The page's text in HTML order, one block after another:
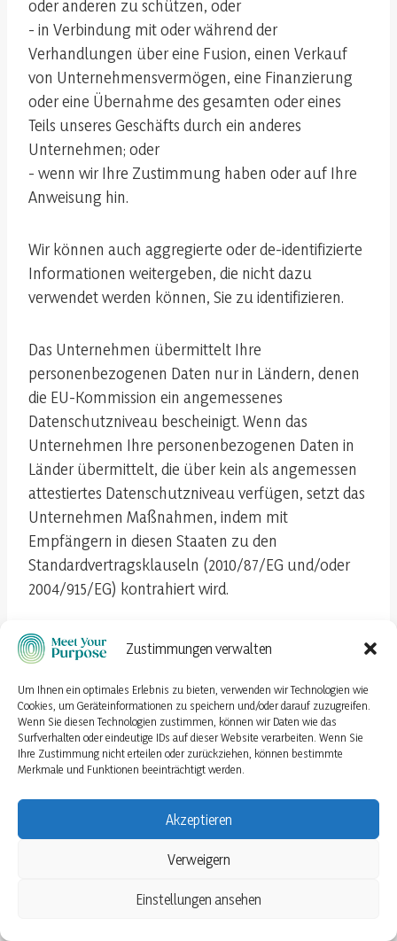
Zustimmungen verwalten
Um Ihnen ein optimales Erlebnis zu bieten, verwenden wir Technologien wie
Cookies, um Geräteinformationen zu speichern und/oder darauf zuzugreifen.
Wenn Sie diesen Technologien zustimmen, können wir Daten wie das
Surfverhalten oder eindeutige IDs auf dieser Website verarbeiten. Wenn Sie
Ihre Zustimmung nicht erteilen oder zurückziehen, können bestimmte
Merkmale und Funktionen beeinträchtigt werden.
Akzeptieren
Verweigern
Einstellungen ansehen
oder anderen zu schützen, oder
- in Verbindung mit oder während der
Verhandlungen über eine Fusion, einen Verkauf
von Unternehmensvermögen, eine Finanzierung
oder eine Übernahme des gesamten oder eines
Teils unseres Geschäfts durch ein anderes
Unternehmen; oder
- wenn wir Ihre Zustimmung haben oder auf Ihre
Anweisung hin.
Wir können auch aggregierte oder de-identifizierte
Informationen weitergeben, die nicht dazu
verwendet werden können, Sie zu identifizieren.
Das Unternehmen übermittelt Ihre
personenbezogenen Daten nur in Ländern, denen
die EU-Kommission ein angemessenes
Datenschutzniveau bescheinigt. Wenn das
Unternehmen Ihre personenbezogenen Daten in
Länder übermittelt, die über kein als angemessen
attestiertes Datenschutzniveau verfügen, setzt das
Unternehmen Maßnahmen, indem mit
Empfängern in diesen Staaten zu den
Standardvertragsklauseln (2010/87/EG und/oder
2004/915/EG) kontrahiert wird.
Streifen
Wir bieten die Möglichkeit, Zahlungsvorgänge über
den Zahlungsdienstleister Stripe Technology
Europe, Limited, The One Building. 1, Lower Grand
Canal Street, Dublin 2, Irland (Stripe) abzuwickeln.
Dies entspricht unserem berechtigten Interesse,
anzubieten (Art. 6 Abs. 1 lit. f DSGVO). In dem
Zusammenhang geben wir folgende Daten an
erforderlich ist (Art. 6 Abs. 1 lit b. DSGVO):